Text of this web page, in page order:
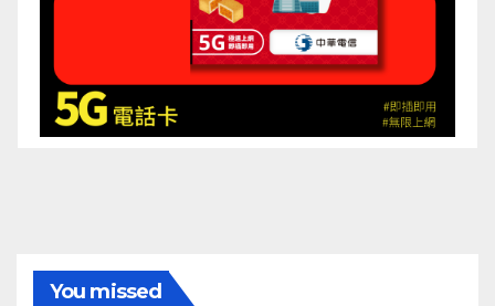
You missed